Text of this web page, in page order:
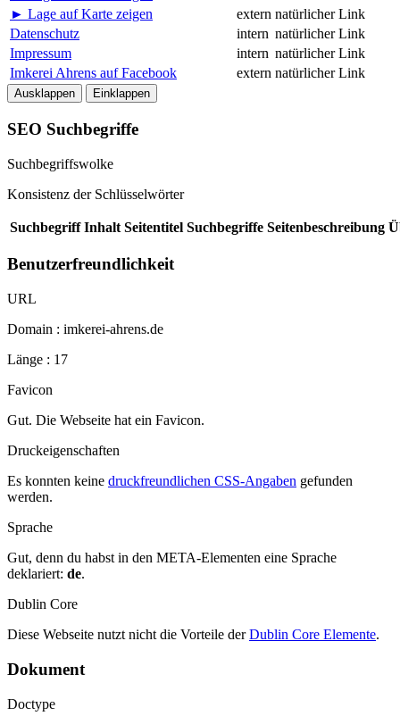
► Lage auf Karte zeigen
extern natürlicher Link
Datenschutz
intern natürlicher Link
Impressum
intern natürlicher Link
Imkerei Ahrens auf Facebook
extern natürlicher Link
Ausklappen Einklappen
SEO Suchbegriffe
Suchbegriffswolke
Konsistenz der Schlüsselwörter
Suchbegriff Inhalt Seitentitel Suchbegriffe Seitenbeschreibung
Benutzerfreundlichkeit
URL
Domain : imkerei-ahrens.de
Länge : 17
Favicon
Gut. Die Webseite hat ein Favicon.
Druckeigenschaften
Es konnten keine druckfreundlichen CSS-Angaben gefunden
werden.
Sprache
Gut, denn du habst in den META-Elementen eine Sprache
deklariert: de.
Dublin Core
Diese Webseite nutzt nicht die Vorteile derDublin Core Elemente.
Dokument
Doctype